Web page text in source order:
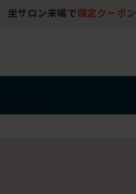
坐サロン来場で 限定クーポン